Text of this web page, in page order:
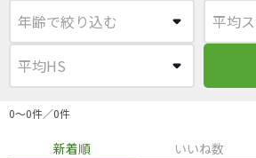
0〜0件／0件
新着順 いいね数